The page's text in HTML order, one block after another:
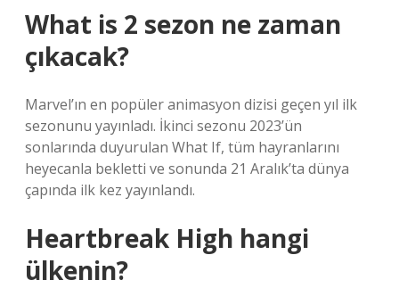
What is 2 sezon ne zaman
çıkacak?
Marvel’ın en popüler animasyon dizisi geçen yıl ilk
sezonunu yayınladı. İkinci sezonu 2023’ün
sonlarında duyurulan What If, tüm hayranlarını
heyecanla bekletti ve sonunda 21 Aralık’ta dünya
çapında ilk kez yayınlandı.
Heartbreak High hangi
ülkenin?